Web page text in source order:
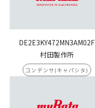
DE2E3KY472MN3AM02F
村田製作所
コンデンサ(キャパシタ)